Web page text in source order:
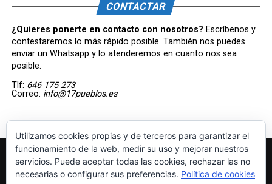
CONTACTAR
¿Quieres ponerte en contacto con nosotros? Escríbenos y
contestaremos lo más rápido posible. También nos puedes
enviar un Whatsapp y lo atenderemos en cuanto nos sea
posible.
Tlf: 646 175 273
Correo: info@17pueblos.es
Utilizamos cookies propias y de terceros para garantizar el
funcionamiento de la web, medir su uso y mejorar nuestros
servicios. Puede aceptar todas las cookies, rechazar las no
necesarias o configurar sus preferencias. Política de cookies